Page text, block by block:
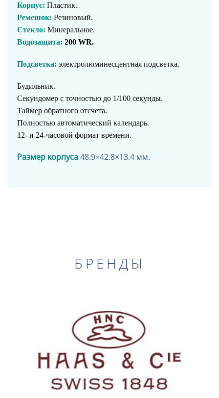
Корпус: Пластик.
Ремешок: Резиновый.
Стекло: Минеральное.
Водозащита: 200 WR.
Подсветка: электролюминесцентная подсветка.
Будильник.
Секундомер с точностью до 1/100 секунды.
Таймер обратного отсчета.
Полностью автоматический календарь.
12- и 24-часовой формат времени.
Размер корпуса48.9×42.8×13.4 мм.
БРЕНДЫ